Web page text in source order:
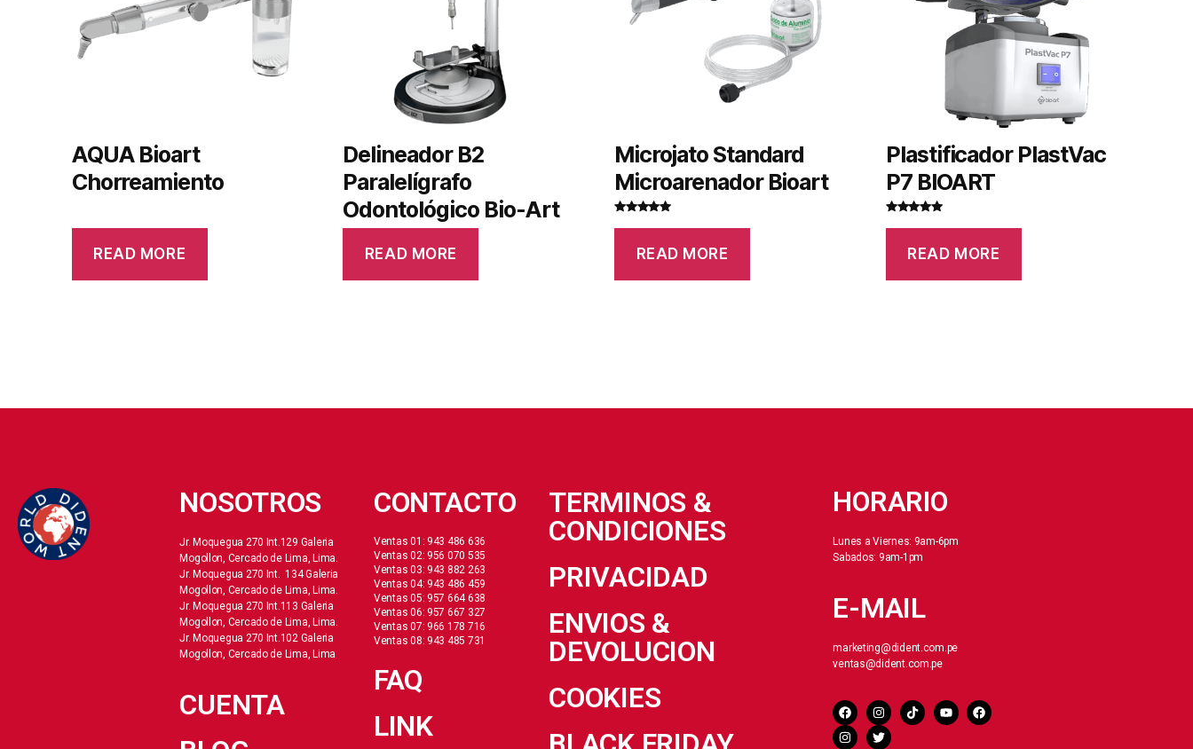
AQUA Bioart
Chorreamiento
READ MORE
Delineador B2
Paralelígrafo
Odontológico Bio-Art
READ MORE
Microjato Standard
Microarenador Bioart
READ MORE
Plastificador PlastVac
P7 BIOART
READ MORE
NOSOTROS
Jr. Moquegua 270 Int.129 Galeria
Mogollon, Cercado de Lima, Lima.
Jr. Moquegua 270 Int. 134 Galeria
Mogollon, Cercado de Lima, Lima.
Jr. Moquegua 270 Int.113 Galeria
Mogollon, Cercado de Lima, Lima.
Jr. Moquegua 270 Int.102 Galeria
Mogollon, Cercado de Lima, Lima
CUENTA
CONTACTO
Ventas 01: 943 486 636
Ventas 02: 956 070 535
Ventas 03: 943 882 263
Ventas 04: 943 486 459
Ventas 05: 957 664 638
Ventas 06: 957 667 327
Ventas 07: 966 178 716
Ventas 08: 943 485 731
FAQ
LINK
TERMINOS &
CONDICIONES
PRIVACIDAD
ENVIOS &
DEVOLUCION
COOKIES
HORARIO
Lunes a Viernes: 9am-6pm
Sabados: 9am-1pm
E-MAIL
marketing@dident.com.pe
ventas@dident.com.pe